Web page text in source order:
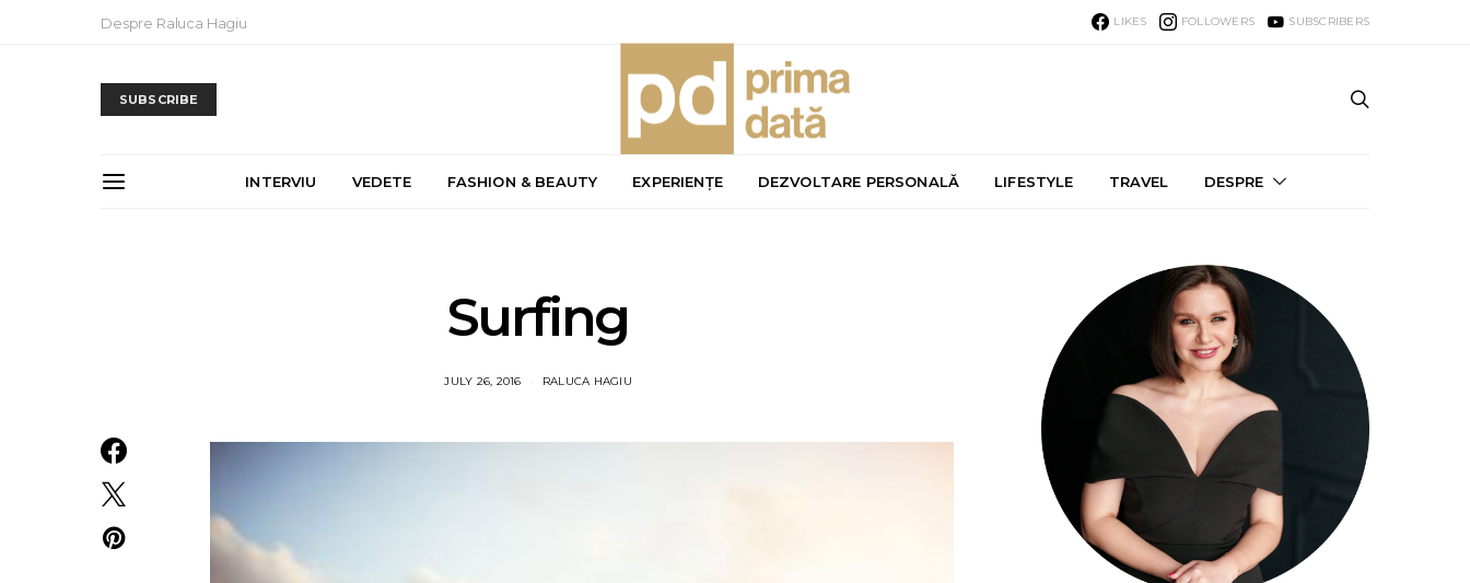
Despre Raluca Hagiu LIKES FOLLOWERS SUBSCRIBERS
SUBSCRIBE
INTERVIU VEDETE FASHION & BEAUTY EXPERIENȚE DEZVOLTARE PERSONALĂ LIFESTYLE TRAVEL DESPRE
Surfing
JULY 26, 2016 RALUCA HAGIU